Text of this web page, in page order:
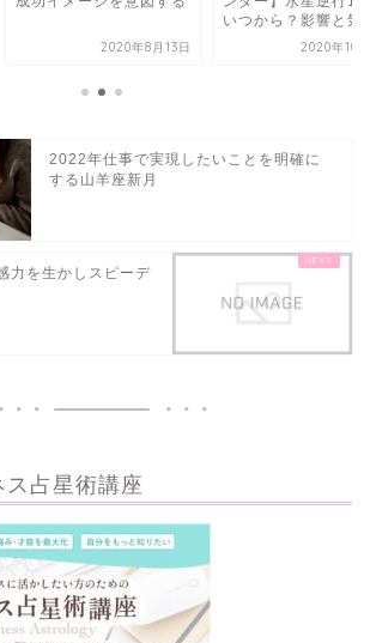
2020年8月13日
いつから？影響と気
2020年10
2022年仕事で実現したいことを明確に
する山羊座新月
力を生かしスピーデ
ス占星術講座